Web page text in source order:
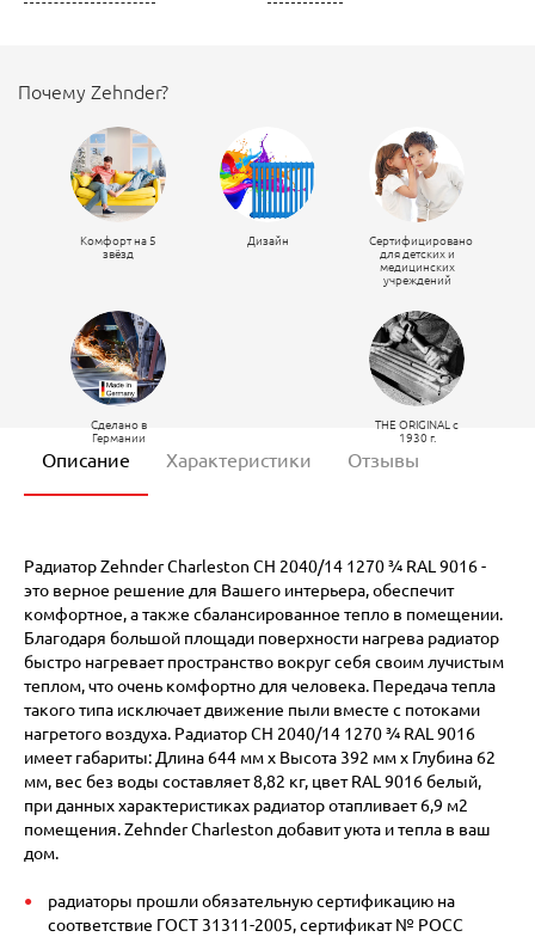
Почему Zehnder?
Комфорт на 5
звёзд
Дизайн
Сертифицировано
для детских и
медицинских
учреждений
Сделано в
Германии
THE ORIGINAL c
1930 г.
Описание Характеристики Отзывы
Радиатор Zehnder Charleston CH 2040/14 1270 ¾ RAL 9016 -
это верное решение для Вашего интерьера, обеспечит
комфортное, а также сбалансированное тепло в помещении.
Благодаря большой площади поверхности нагрева радиатор
быстро нагревает пространство вокруг себя своим лучистым
теплом, что очень комфортно для человека. Передача тепла
такого типа исключает движение пыли вместе с потоками
нагретого воздуха. Радиатор CH 2040/14 1270 ¾ RAL 9016
имеет габариты: Длина 644 мм х Высота 392 мм х Глубина 62
мм, вес без воды составляет 8,82 кг, цвет RAL 9016 белый,
при данных характеристиках радиатор отапливает 6,9 м2
помещения. Zehnder Charleston добавит уюта и тепла в ваш
дом.
радиаторы прошли обязательную сертификацию на
соответствие ГОСТ 31311-2005, сертификат № POCC